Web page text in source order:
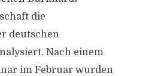
die
deutschen
Nach einem
im Februar wurden